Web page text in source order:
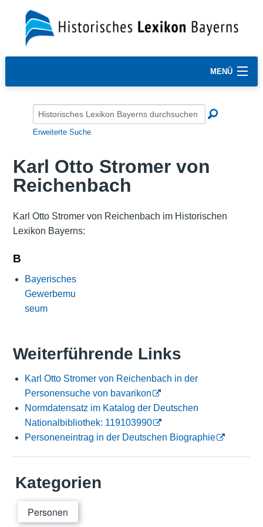
MENÜ
Erweiterte Suche
Karl Otto Stromer von
Reichenbach
Karl Otto Stromer von Reichenbach im Historischen
Lexikon Bayerns:
B
Bayerisches
Gewerbemu
seum
Weiterführende Links
Karl Otto Stromer von Reichenbach in der
Personensuche von bavarikon
Normdatensatz im Katalog der Deutschen
Nationalbibliothek: 119103990
Personeneintrag in der Deutschen Biographie
Kategorien
Personen